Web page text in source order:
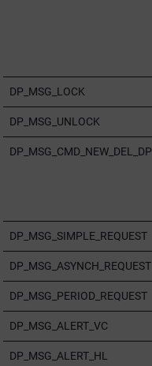
DP_MSG_LOCK
DP_MSG_UNLOCK
DP_MSG_CMD_NEW_DEL_DP
DP_MSG_SIMPLE_REQUEST
DP_MSG_ASYNCH_REQUEST
DP_MSG_PERIOD_REQUEST
DP_MSG_ALERT_VC
DP_MSG_ALERT_HL